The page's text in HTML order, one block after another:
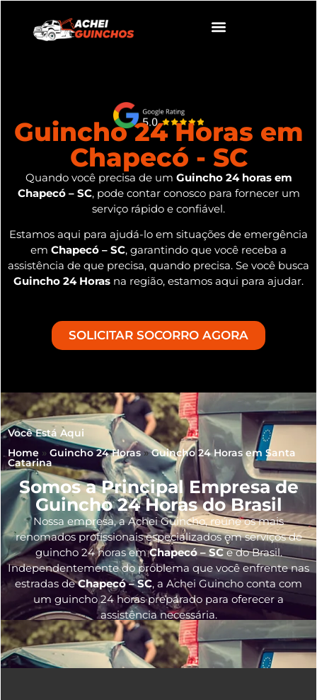
Guincho 24 Horas em
Chapecó - SC
Quando você precisa de um Guincho 24 horas em
Chapecó – SC, pode contar conosco para fornecer um
serviço rápido e confiável.
Estamos aqui para ajudá-lo em situações de emergência
em Chapecó – SC, garantindo que você receba a
assistência de que precisa, quando precisa. Se você busca
Guincho 24 Horas na região, estamos aqui para ajudar.
SOLICITAR SOCORRO AGORA
Você Está Aqui
Home » Guincho 24 Horas»Guincho 24 Horas em Santa
Catarina
Somos a Principal Empresa de
Guincho 24 Horas do Brasil
Nossa empresa, aAchei Guincho, reúne os mais
renomados profissionais especializados em serviços de
guincho 24 horasemChapecó – SCe do Brasil.
Independentemente do problema que você enfrente nas
estradas deChapecó – SC, a Achei Guincho conta com
um guincho 24 horas preparado para oferecer a
assistência necessária.